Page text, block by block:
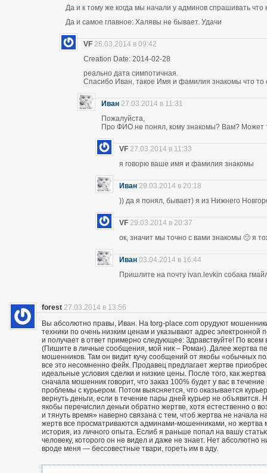
Да и к тому же когда мы начали у админов спрашивать что
Да и самое главное: Халявы не бывает. Удачи
VF 26.03.2014 в 09:42
Creation Date: 2014-02-28
реально дата симпотичная.
Спасибо Иван, такое Имя и фамилия знакомы что то
Иван 27.03.2014 в 11:31
Пожалуйста,
Про ФИО не понял, кому знакомы? Вам? Может
VF 27.03.2014 в 11:33
я говорю ваше имя и фамилия знакомы
Иван 29.03.2014 в 20:18
)) да я понял, бывает) я из Нижнего
VF 29.03.2014 в 20:37
ок, значит мы точно с вами знакомы 🙂 я
Иван 03.04.2014 в 16:44
Пришлите на почту ivan.levkin собака
forest 27.03.2014 в 13:56
Вы абсолютно правы, Иван. На torg-place.com орудуют
техники по очень низким ценам и указывают адрес
и получает в ответ примерно следующее: Здравствуйте! По
(Пишите в личные сообщения, мой ник – Роман). Далее жертва
мошенников. Там он видит кучу сообщений от якобы «обычных
все это несомненно фейк. Продавец предлагает жертве
идеальные условия сделки и низкие цены. После того, как
сначала мошенник говорит, что заказ 100% будет у вас в
проблемы с курьером. Потом выясняется, что оказывается
вернуть деньги, если в течение пары дней курьер не
якобы перечислил деньги обратно жертве, хотя естественно о
и тянуть время» наверно связана с тем, чтоб жертва не начала
жертв все просматриваются админами-мошенниками, но жертва
история, из личного опыта. Еслиб я раньше попал на вашу
человеку, которого он не видел и даже не знает. Нет
вроде меня — бессовестные твари, гореть им в аду.